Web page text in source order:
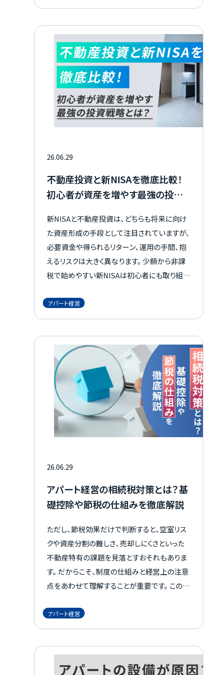
すべきポイントを解説します。 法律に則った建
で、ぜひ参考にしてみてください。
26.06.29
不動産投資と新NISAを徹底比較！
初心者が資産を増やす最強の投資
新NISAと不動産投資は、どちらも将来に向け
た資産形成の手段として注目されていますが、
必要資金や得られるリターン、運用の手間、抱
えるリスクは大きく異なります。 少額から非課
税で始めやすい新NISAは初心者にも取り組み
レバレッジを活かした運用を目指せる点が魅
力です。 大切なのは、どちらが優れているかで
リスク許容度に合う方法を選ぶことです。 この
記事では、それぞれの仕組みやメリット・注意
点、比較ポイント、目的別の活用法までをわか
りやすく整理して解説します。
アパート経営
26.06.29
アパート経営の相続税対策とは？基
礎控除や節税の仕組みを徹底解説
ただし、節税効果だけで判断すると、空室リス
クや資産分割の難しさ、売却しにくさといった
不動産特有の課題を見落とすおそれもありま
す。 だからこそ、制度の仕組みと経営上の注意
点をあわせて理解することが重要です。 この記
由、節税シミュレーション、メリット・デメリット、
失敗を防ぐ実践ポイントまでをわかりやすく整
アパート経営